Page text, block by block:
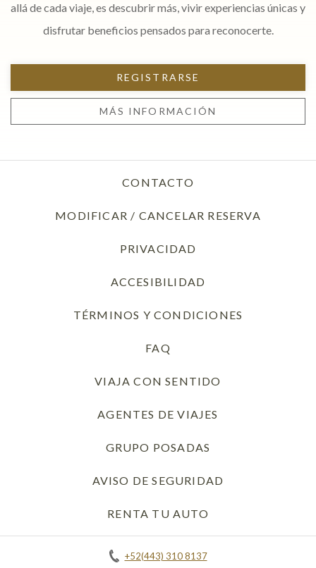
allá de cada viaje, es descubrir más, vivir experiencias únicas y
disfrutar beneficios pensados para reconocerte.
REGISTRARSE
MÁS INFORMACIÓN
CONTACTO
MODIFICAR / CANCELAR RESERVA
PRIVACIDAD
ACCESIBILIDAD
TÉRMINOS Y CONDICIONES
FAQ
VIAJA CON SENTIDO
AGENTES DE VIAJES
GRUPO POSADAS
AVISO DE SEGURIDAD
RENTA TU AUTO
+52(443) 310 8137